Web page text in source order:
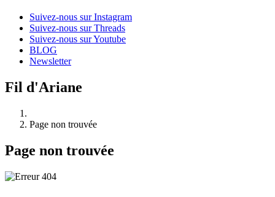
Suivez-nous sur Instagram
Suivez-nous sur Threads
Suivez-nous sur Youtube
BLOG
Newsletter
Fil d'Ariane
Page non trouvée
Page non trouvée